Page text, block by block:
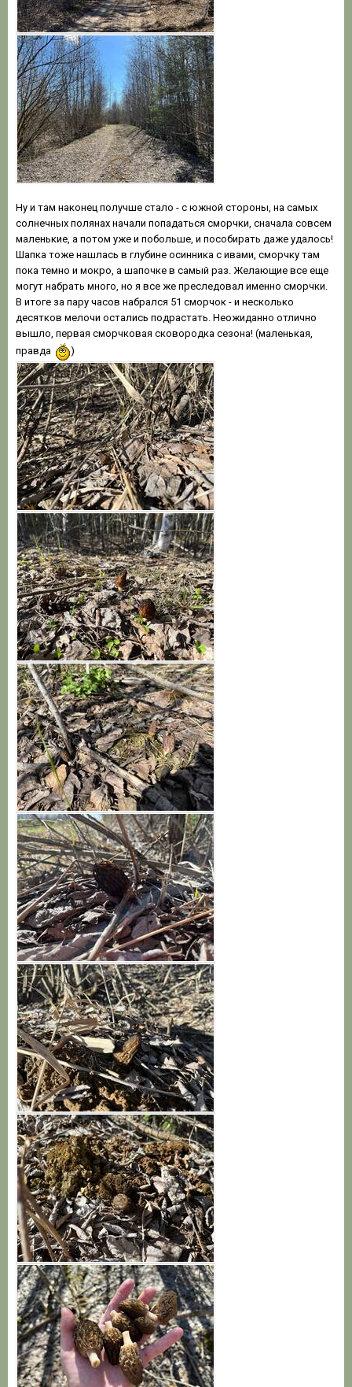
Ну и там наконец получше стало - с южной стороны, на самых
солнечных полянах начали попадаться сморчки, сначала совсем
маленькие, а потом уже и побольше, и пособирать даже удалось!
Шапка тоже нашлась в глубине осинника с ивами, сморчку там
пока темно и мокро, а шапочке в самый раз. Желающие все еще
могут набрать много, но я все же преследовал именно сморчки.
В итоге за пару часов набрался 51 сморчок - и несколько
десятков мелочи остались подрастать. Неожиданно отлично
вышло, первая сморчковая сковородка сезона! (маленькая,
правда
)